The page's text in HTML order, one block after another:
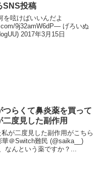
SNS投稿
を呟けばいいんだよ
9j32amW6dP— げろいぬ
2017年3月15日
つらくて鼻炎薬を買って
二度見した副作用
が二度見した副作用がこちら
＠Switch難民 (@saika__)
なんという薬ですか？...